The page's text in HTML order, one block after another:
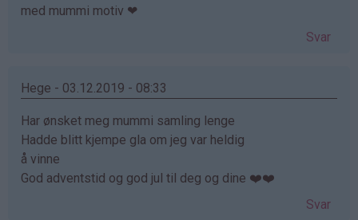
med mummi motiv ❤
Svar
Hege - 03.12.2019 - 08:33
Har ønsket meg mummi samling lenge
Hadde blitt kjempe gla om jeg var heldig
å vinne
God adventstid og god jul til deg og dine ❤️❤️
Svar